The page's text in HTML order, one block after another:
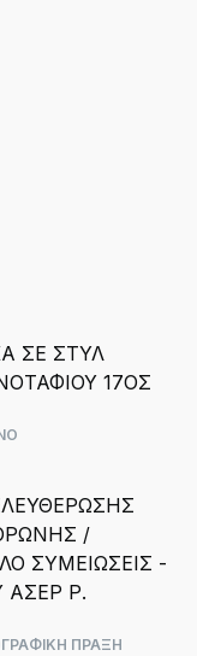
ΣΕ ΣΤΥΛ
17ΟΣ
/
ΣΥΜΕΙΩΣΕΙΣ -
ΑΣΕΡ Ρ.
ΠΡΑΞΗ